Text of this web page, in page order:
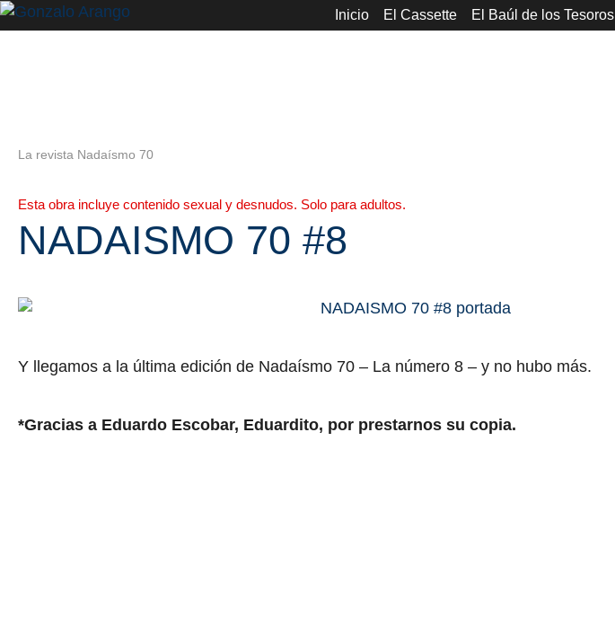
Inicio El Cassette El Baúl de los Tesoros
La revista Nadaísmo 70
Esta obra incluye contenido sexual y desnudos. Solo para adultos.
NADAISMO 70 #8
Y llegamos a la última edición de Nadaísmo 70 – La número 8 – y no hubo más.
*Gracias a Eduardo Escobar, Eduardito, por prestarnos su copia.